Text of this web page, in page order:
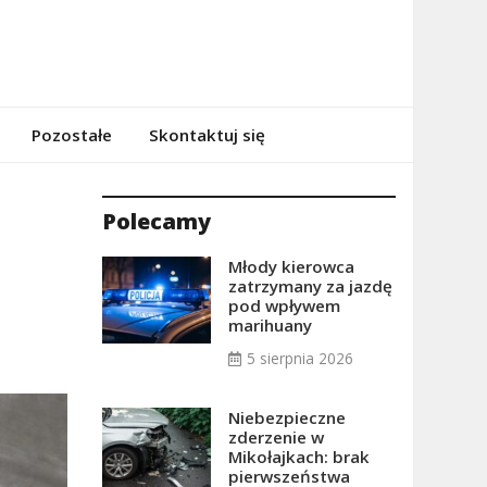
Pozostałe Skontaktuj się
Polecamy
Młody kierowca
zatrzymany za jazdę
pod wpływem
marihuany
5 sierpnia 2026
Niebezpieczne
zderzenie w
Mikołajkach: brak
pierwszeństwa